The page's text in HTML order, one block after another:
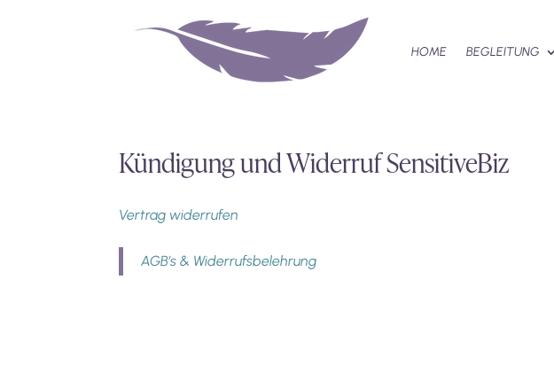
HOME BEGLEITUNG
Kündigung und Widerruf SensitiveBiz
Vertrag widerrufen
AGB’s & Widerrufsbelehrung